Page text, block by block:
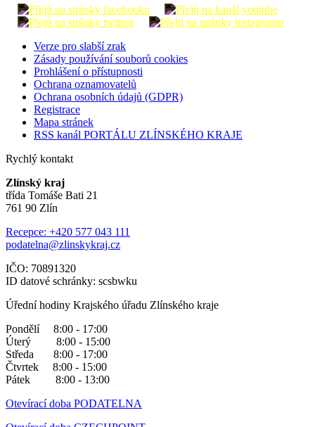
Verze pro slabší zrak
Zásady používání souborů cookies
Prohlášení o přístupnosti
Ochrana oznamovatelů
Ochrana osobních údajů (GDPR)
Registrace
Mapa stránek
RSS kanál PORTÁLU ZLÍNSKÉHO KRAJE
Rychlý kontakt
Zlínský kraj
třída Tomáše Bati 21
761 90 Zlín
Recepce: +420 577 043 111
podatelna@zlinskykraj.cz
IČO: 70891320
ID datové schránky: scsbwku
Úřední hodiny Krajského úřadu Zlínského kraje
Pondělí 8:00 - 17:00
Úterý 8:00 - 15:00
Středa 8:00 - 17:00
Čtvrtek 8:00 - 15:00
Pátek 8:00 - 13:00
Otevírací doba PODATELNA